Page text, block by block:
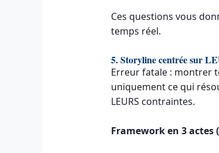
Ces questions vous
temps réel.
5. Storyline centrée sur
Erreur fatale : montrer
uniquement ce qui
LEURS contraintes.
Framework en 3 actes